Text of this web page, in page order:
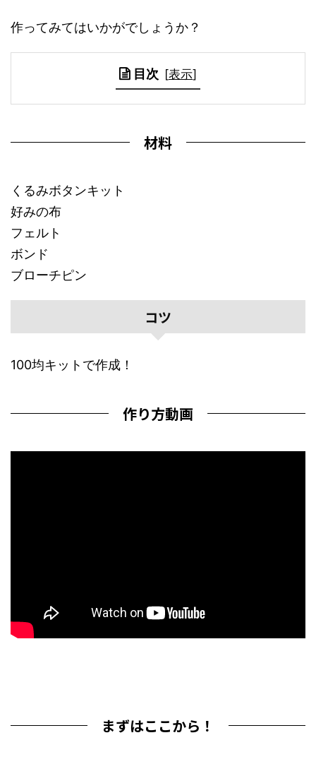
作ってみてはいかがでしょうか？
目次 [表示]
材料
くるみボタンキット
好みの布
フェルト
ボンド
ブローチピン
コツ
100均キットで作成！
作り方動画
まずはここから！